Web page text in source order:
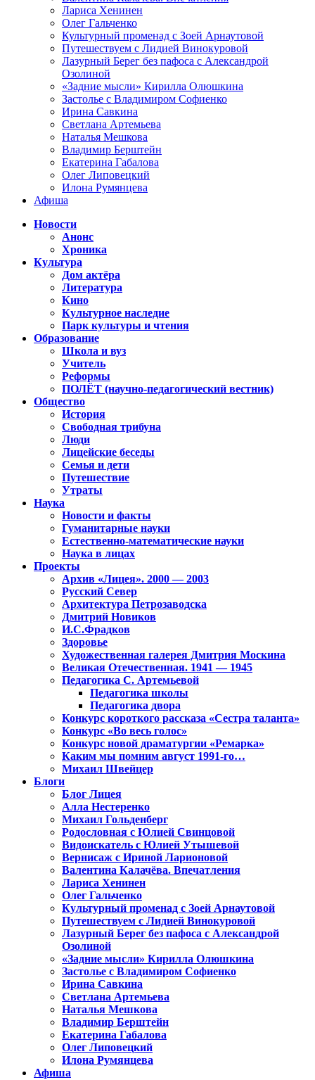
Лариса Хенинен
Олег Гальченко
Культурный променад с Зоей Арнаутовой
Путешествуем с Лидией Винокуровой
Лазурный Берег без пафоса с Александрой
Озолиной
«Задние мысли» Кирилла Олюшкина
Застолье с Владимиром Софиенко
Ирина Савкина
Светлана Артемьева
Наталья Мешкова
Владимир Берштейн
Екатерина Габалова
Олег Липовецкий
Илона Румянцева
Афиша
Новости
Анонс
Хроника
Культура
Дом актёра
Литература
Кино
Культурное наследие
Парк культуры и чтения
Образование
Школа и вуз
Учитель
Реформы
ПОЛЁТ (научно-педагогический вестник)
Общество
История
Свободная трибуна
Люди
Лицейские беседы
Семья и дети
Путешествие
Утраты
Наука
Новости и факты
Гуманитарные науки
Естественно-математические науки
Наука в лицах
Проекты
Архив «Лицея». 2000 — 2003
Русский Север
Архитектура Петрозаводска
Дмитрий Новиков
И.С.Фрадков
Здоровье
Художественная галерея Дмитрия Москина
Великая Отечественная. 1941 — 1945
Педагогика С. Артемьевой
Педагогика школы
Педагогика двора
Конкурс короткого рассказа «Сестра таланта»
Конкурс «Во весь голос»
Конкурс новой драматургии «Ремарка»
Каким мы помним август 1991-го…
Михаил Швейцер
Блоги
Блог Лицея
Алла Нестеренко
Михаил Гольденберг
Родословная с Юлией Свинцовой
Видоискатель с Юлией Утышевой
Вернисаж с Ириной Ларионовой
Валентина Калачёва. Впечатления
Лариса Хенинен
Олег Гальченко
Культурный променад с Зоей Арнаутовой
Путешествуем с Лидией Винокуровой
Лазурный Берег без пафоса с Александрой
Озолиной
«Задние мысли» Кирилла Олюшкина
Застолье с Владимиром Софиенко
Ирина Савкина
Светлана Артемьева
Наталья Мешкова
Владимир Берштейн
Екатерина Габалова
Олег Липовецкий
Илона Румянцева
Афиша